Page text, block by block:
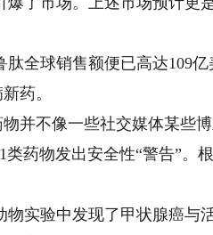
全球销售额便已高达109亿
药。
不像一些社交媒体某些博
类药物发出安全性“警告”。
验中发现了甲状腺癌与